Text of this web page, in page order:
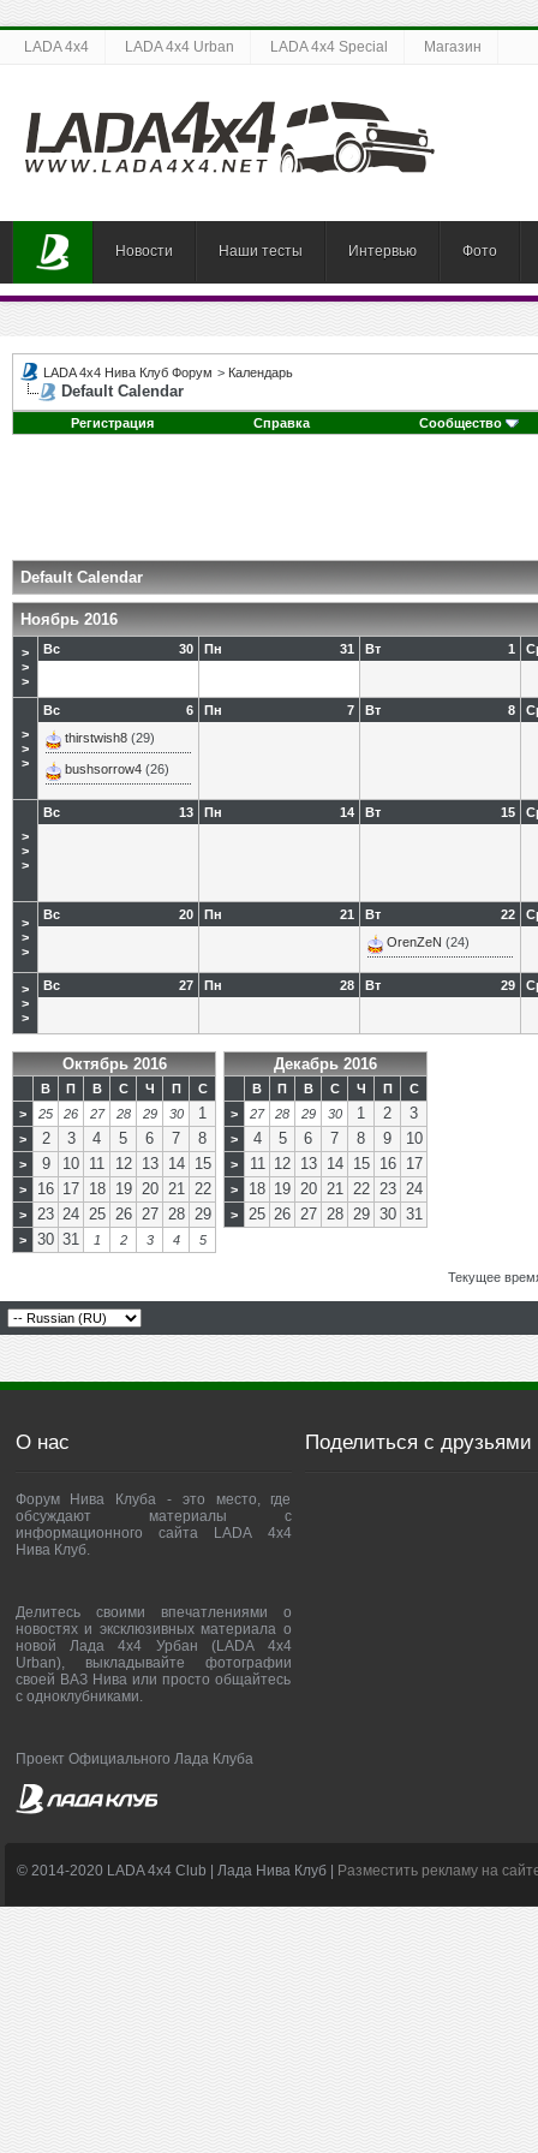
LADA 4x4 LADA 4x4 Urban LADA 4x4 Special Магазин
Новости Наши тесты Интервью Фото
LADA 4x4 Нива Клуб Форум > Календарь
Default Calendar
Регистрация Справка Сообщество
Default Calendar
Ноябрь 2016
>
>
>
30
Вс 31
Пн 1
Вт
>
>
>
6
Вс
thirstwish8 (29)
bushsorrow4 (26)
7
Пн 8
Вт
>
>
>
13
Вс 14
Пн 15
Вт
>
>
>
20
Вс 21
Пн 22
Вт
OrenZeN (24)
>
>
>
27
Вс 28
Пн 29
Вт
Октябрь 2016
В П В С Ч П
С
>
25 26 27 28 29 30 1
> 2 3 4 5 6 7 8
> 9 10 11 12 13 14 15
> 16 17 18 19 20 21 22
> 23 24 25 26 27 28 29
> 30 31 1 2 3 4 5
Декабрь 2016
В П В С Ч П
С
>
27 28 29 30 1 2 3
> 4 5 6 7 8 9 10
> 11 12 13 14 15 16 17
> 18 19 20 21 22 23 24
> 25 26 27 28 29 30 31
Текущее
О нас
Форум Нива Клуба - это место, где
обсуждают материалы с
информационного сайта LADA 4x4
Нива Клуб.
Делитесь своими впечатлениями о
новостях и эксклюзивных материала о
новой Лада 4х4 Урбан (LADA 4x4
Urban), выкладывайте фотографии
своей ВАЗ Нива или просто общайтесь
с одноклубниками.
Проект Официального Лада Клуба
Поделиться с друзьями
© 2014-2020 LADA 4x4 Club | Лада Нива Клуб | Разместить рекламу на